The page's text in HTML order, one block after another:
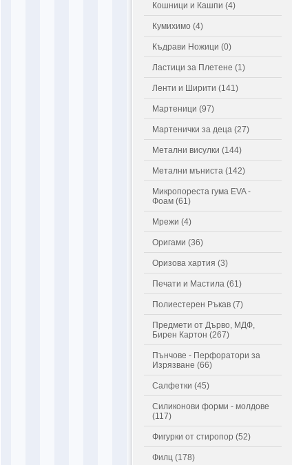
Кошници и Кашпи (4)
Кумихимо (4)
Къдрави Ножици (0)
Ластици за Плетене (1)
Ленти и Ширити (141)
Мартеници (97)
Мартенички за деца (27)
Метални висулки (144)
Метални мъниста (142)
Микропореста гума EVA -
Фоам (61)
Мрежи (4)
Оригами (36)
Оризова хартия (3)
Печати и Мастила (61)
Полиестерен Ръкав (7)
Предмети от Дърво, МДФ,
Бирен Картон (267)
Пънчове - Перфоратори за
Изрязване (66)
Салфетки (45)
Силиконови форми - молдове
(117)
Фигурки от стиропор (52)
Филц (178)